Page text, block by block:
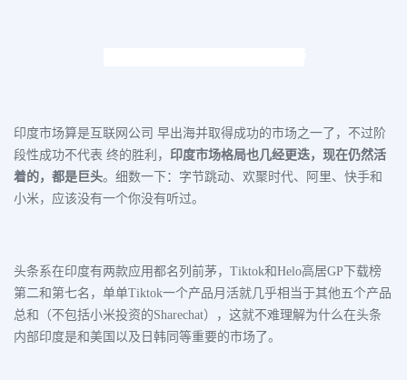
印度市场算是互联网公司 早出海并取得成功的市场之一了，不过阶
段性成功不代表 终的胜利， 印度市场格局也几经更迭，现在仍然活
着的，都是巨头。细数一下：字节跳动、欢聚时代、阿里、快手和
小米，应该没有一个你没有听过。
头条系在印度有两款应用都名列前茅，Tiktok和Helo高居GP下载榜
第二和第七名，单单Tiktok一个产品月活就几乎相当于其他五个产品
总和（不包括小米投资的Sharechat），这就不难理解为什么在头条
内部印度是和美国以及日韩同等重要的市场了。